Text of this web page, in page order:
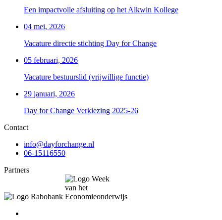
Een impactvolle afsluiting op het Alkwin Kollege
04 mei, 2026
Vacature directie stichting Day for Change
05 februari, 2026
Vacature bestuurslid (vrijwillige functie)
29 januari, 2026
Day for Change Verkiezing 2025-26
Contact
info@dayforchange.nl
06-15116550
Partners